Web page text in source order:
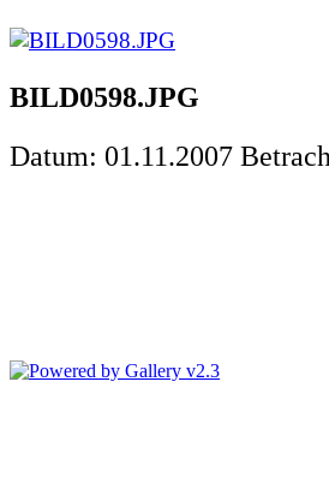
BILD0598.JPG
Datum: 01.11.2007